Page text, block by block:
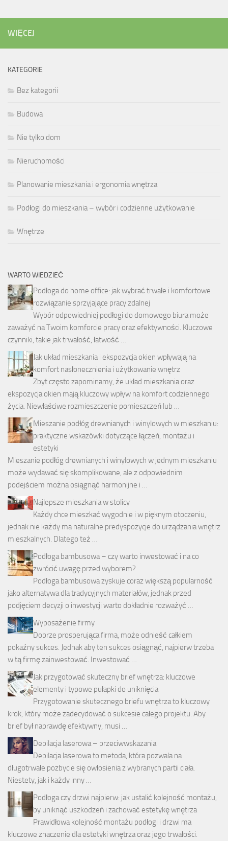
WIĘCEJ
KATEGORIE
Bez kategorii
Budowa
Nie tylko dom
Nieruchomości
Planowanie mieszkania i ergonomia wnętrza
Podłogi do mieszkania – wybór i codzienne użytkowanie
Wnętrze
WARTO WIEDZIEĆ
Podłoga do home office: jak wybrać trwałe i komfortowe
rozwiązanie sprzyjające pracy zdalnej
Wybór odpowiedniej podłogi do domowego biura może
zaważyć na Twoim komforcie pracy oraz efektywności. Kluczowe
czynniki, takie jak trwałość, łatwość …
Jak układ mieszkania i ekspozycja okien wpływają na
komfort nasłonecznienia i użytkowanie wnętrz
Zbyt często zapominamy, że układ mieszkania oraz
ekspozycja okien mają kluczowy wpływ na komfort codziennego
życia. Niewłaściwe rozmieszczenie pomieszczeń lub …
Mieszanie podłóg drewnianych i winylowych w mieszkaniu:
praktyczne wskazówki dotyczące łączeń, montażu i
estetyki
Mieszanie podłóg drewnianych i winylowych w jednym mieszkaniu
może wydawać się skomplikowane, ale z odpowiednim
podejściem można osiągnąć harmonijne i …
Najlepsze mieszkania w stolicy
Każdy chce mieszkać wygodnie i w pięknym otoczeniu,
jednak nie każdy ma naturalne predyspozycje do urządzania wnętrz
mieszkalnych. Dlatego też …
Podłoga bambusowa – czy warto inwestować i na co
zwrócić uwagę przed wyborem?
Podłoga bambusowa zyskuje coraz większą popularność
jako alternatywa dla tradycyjnych materiałów, jednak przed
podjęciem decyzji o inwestycji warto dokładnie rozważyć …
Wyposażenie firmy
Dobrze prosperująca firma, może odnieść całkiem
pokaźny sukces. Jednak aby ten sukces osiągnąć, najpierw trzeba
w tą firmę zainwestować. Inwestować …
Jak przygotować skuteczny brief wnętrza: kluczowe
elementy i typowe pułapki do uniknięcia
Przygotowanie skutecznego briefu wnętrza to kluczowy
krok, który może zadecydować o sukcesie całego projektu. Aby
brief był naprawdę efektywny, musi …
Depilacja laserowa – przeciwwskazania
Depilacja laserowa to metoda, która pozwala na
długotrwałe pozbycie się owłosienia z wybranych partii ciała.
Niestety, jak i każdy inny …
Podłoga czy drzwi najpierw: jak ustalić kolejność montażu,
by uniknąć uszkodzeń i zachować estetykę wnętrza
Prawidłowa kolejność montażu podłogi i drzwi ma
kluczowe znaczenie dla estetyki wnętrza oraz jego trwałości.